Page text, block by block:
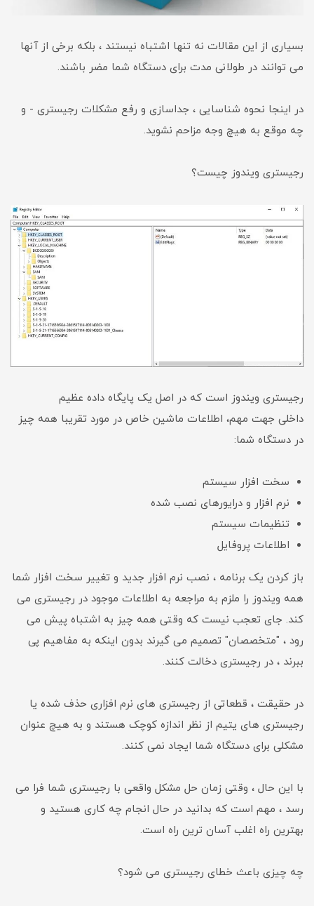
بسیاری از این مقالات نه تنها اشتباه نیستند ، بلکه برخی از آنها
می توانند در طولانی مدت برای دستگاه شما مضر باشند.
در اینجا نحوه شناسایی ، جداسازی و رفع مشکلات رجیستری - و
چه موقع به هیچ وجه مزاحم نشوید.
رجیستری ویندوز چیست؟
رجیستری ویندوز است که در اصل یک پایگاه داده عظیم
داخلی جهت مهم، اطلاعات ماشین خاص در مورد تقریبا همه چیز
در دستگاه شما:
سخت افزار سیستم
نرم افزار و درایورهای نصب شده
تنظیمات سیستم
اطلاعات پروفایل
باز کردن یک برنامه ، نصب نرم افزار جدید و تغییر سخت افزار شما
همه ویندوز را ملزم به مراجعه به اطلاعات موجود در رجیستری می
کند. جای تعجب نیست که وقتی همه چیز به اشتباه پیش می
رود ، "متخصصان" تصمیم می گیرند بدون اینکه به مفاهیم پی
ببرند ، در رجیستری دخالت کنند.
در حقیقت ، قطعاتی از رجیستری های نرم افزاری حذف شده یا
رجیستری های یتیم از نظر اندازه کوچک هستند و به هیچ عنوان
مشکلی برای دستگاه شما ایجاد نمی کنند.
با این حال ، وقتی زمان حل مشکل واقعی با رجیستری شما فرا می
رسد ، مهم است که بدانید در حال انجام چه کاری هستید و
بهترین راه اغلب آسان ترین راه است.
چه چیزی باعث خطای رجیستری می شود؟